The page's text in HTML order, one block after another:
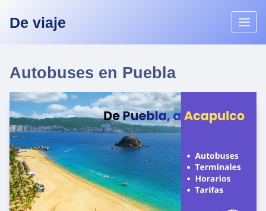
De viaje
Autobuses en Puebla